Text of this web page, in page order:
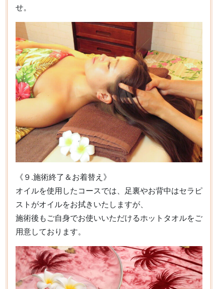
せ。
《９.施術終了＆お着替え》
オイルを使用したコースでは、足裏やお背中はセラピ
ストがオイルをお拭きいたしますが、
施術後もご自身でお使いいただけるホットタオルをご
用意しております。